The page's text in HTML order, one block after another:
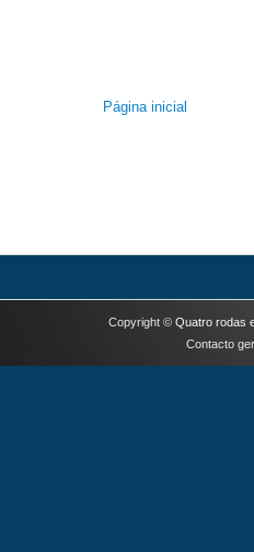
Página inicial
Copyright © Quatro rodas
Contacto